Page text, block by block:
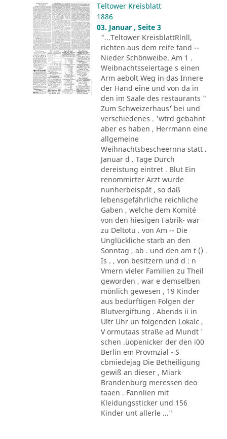
Teltower Kreisblatt
1886
03. Januar , Seite 3
"...Teltower KreisblattRlnll,
richten aus dem reife fand --
Nieder Schönweibe. Am 1 .
Weibnachtsseiertage s einen
Arm aebolt Weg in das Innere
der Hand eine und von da in
den im Saale des restaurants "
Zum Schweizerhaus´' bei und
verschiedenes . 'wtrd gebahnt
aber es haben , Herrmann eine
allgemeine
Weihnachtsbescheernna statt .
Januar d . Tage Durch
dereistung eintret . Blut Ein
renommirter Arzt wurde
nunherbeispät , so daß
lebensgefährliche reichliche
Gaben , welche dem Komité
von den hiesigen Fabrik- war
zu Deltotu . von Am -- Die
Unglückliche starb an den
Sonntag , ab . und den am t () .
Is . , von besitzern und d : n
Vmern vieler Familien zu Theil
geworden , war e demselben
mönlich gewesen , 19 Kinder
aus bedürftigen Folgen der
Blutvergiftung . Abends ii in
Ultr Uhr un folgenden Lokalc ,
V ormutaas straße ad Mundt '
schen .üopenicker der den i00
Berlin em Provmzial - S
cbmiedejag Die Betheiligung
gewiß an dieser , Miark
Brandenburg meressen deo
taaen . Fannlien mit
Kleidungssticker und 156
Kinder unt allerle ..."